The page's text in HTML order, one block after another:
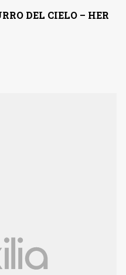
DEL CIELO – HER